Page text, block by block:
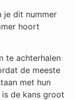
je dit nummer
hoort
te achterhalen
de meeste
met hun
de kans groot